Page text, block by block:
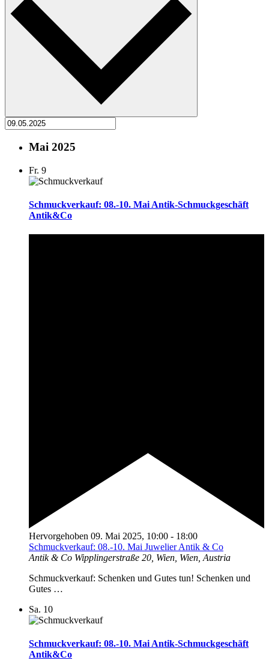
Mai 2025
Fr. 9
Schmuckverkauf: 08.-10. Mai Antik-Schmuckgeschäft
Antik&Co
Hervorgehoben 09. Mai 2025, 10:00 - 18:00
Schmuckverkauf: 08.-10. Mai Juwelier Antik & Co
Antik & Co Wipplingerstraße 20, Wien, Wien, Austria
Schmuckverkauf: Schenken und Gutes tun! Schenken und
Gutes …
Sa. 10
Schmuckverkauf: 08.-10. Mai Antik-Schmuckgeschäft
Antik&Co